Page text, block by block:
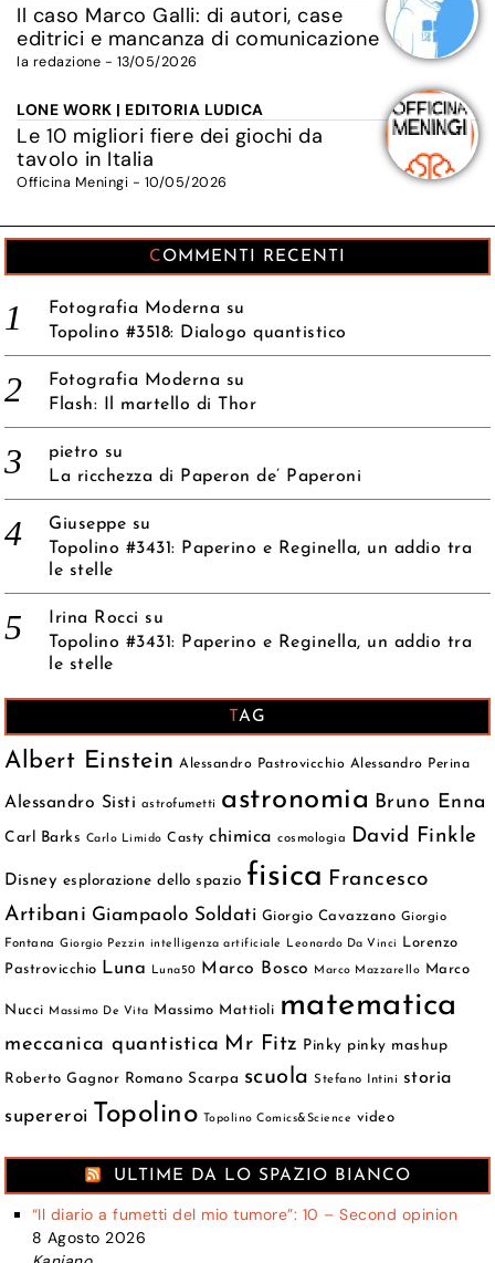
Il caso Marco Galli: di autori, case
editrici e mancanza di comunicazione
la redazione - 13/05/2026
LONE WORK | EDITORIA LUDICA
Le 10 migliori fiere dei giochi da
tavolo in Italia
Officina Meningi - 10/05/2026
COMMENTI RECENTI
Fotografia Moderna su
Topolino #3518: Dialogo quantistico
Fotografia Moderna su
Flash: Il martello di Thor
pietro su
La ricchezza di Paperon de’ Paperoni
Giuseppe su
Topolino #3431: Paperino e Reginella, un addio tra
le stelle
Irina Rocci su
Topolino #3431: Paperino e Reginella, un addio tra
le stelle
TAG
Albert Einstein Alessandro Pastrovicchio Alessandro Perina
Alessandro Sisti astrofumetti astronomia Bruno Enna
Carl Barks Carlo Limido Casty chimica cosmologia David Finkle
Disney esplorazione dello spazio fisica Francesco
Artibani Giampaolo Soldati Giorgio Cavazzano Giorgio
Fontana Giorgio Pezzin intelligenza artificiale Leonardo Da Vinci
Lorenzo
Pastrovicchio
Luna Luna50 Marco Bosco Marco Mazzarello Marco
Nucci Massimo De Vita Massimo Mattioli matematica
meccanica quantistica Mr Fitz Pinky pinky mashup
Roberto Gagnor Romano Scarpa scuola Stefano Intini storia
supereroi Topolino Topolino Comics&Science video
ULTIME DA LO SPAZIO BIANCO
“Il diario a fumetti del mio tumore”: 10 – Second opinion
8 Agosto 2026